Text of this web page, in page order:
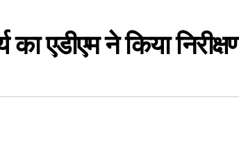
एडीएम ने किया